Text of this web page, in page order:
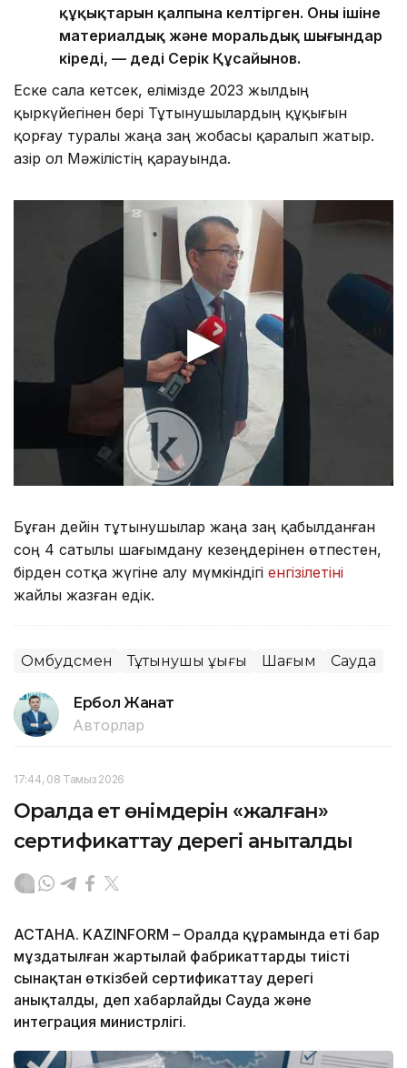
құқықтарын қалпына келтірген. Оның ішіне
материалдық және моральдық шығындар
кіреді, — деді Серік Құсайынов.
Еске сала кетсек, елімізде 2023 жылдың
қыркүйегінен бері Тұтынушылардың құқығын
қорғау туралы жаңа заң жобасы қаралып жатыр.
Қазір ол Мәжілістің қарауында.
Бұған дейін тұтынушылар жаңа заң қабылданған
соң 4 сатылы шағымдану кезеңдерінен өтпестен,
бірден сотқа жүгіне алу мүмкіндігі енгізілетіні
жайлы жазған едік.
Омбудсмен Тұтынушы құқығы Шағым Сауда
Ербол Жанат
Авторлар
17:44, 08 Тамыз 2026
Оралда ет өнімдерін «жалған»
сертификаттау дерегі анықталды
АСТАНА. KAZINFORM – Оралда құрамында еті бар
мұздатылған жартылай фабрикаттарды тиісті
сынақтан өткізбей сертификаттау дерегі
анықталды, деп хабарлайды Сауда және
интеграция министрлігі.